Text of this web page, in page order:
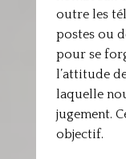
outre les
postes ou
pour se
l’attitude
laquelle
jugement.
objectif.